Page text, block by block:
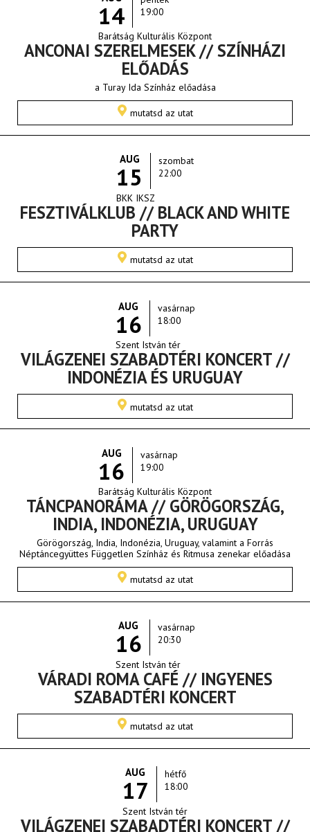
14
19:00
Barátság Kulturális Központ
ANCONAI SZERELMESEK // SZÍNHÁZI
ELŐADÁS
a Turay Ida Színház előadása
mutatsd az utat
AUG
15
szombat
22:00
BKK IKSZ
FESZTIVÁLKLUB // BLACK AND WHITE
PARTY
mutatsd az utat
AUG
16
vasárnap
18:00
Szent István tér
VILÁGZENEI SZABADTÉRI KONCERT //
INDONÉZIA ÉS URUGUAY
mutatsd az utat
AUG
16
vasárnap
19:00
Barátság Kulturális Központ
TÁNCPANORÁMA // GÖRÖGORSZÁG,
INDIA, INDONÉZIA, URUGUAY
Görögország, India, Indonézia, Uruguay, valamint a Forrás
Néptáncegyüttes Független Színház és Ritmusa zenekar előadása
mutatsd az utat
AUG
16
vasárnap
20:30
Szent István tér
VÁRADI ROMA CAFÉ // INGYENES
SZABADTÉRI KONCERT
mutatsd az utat
AUG
17
hétfő
18:00
Szent István tér
VILÁGZENEI SZABADTÉRI KONCERT //